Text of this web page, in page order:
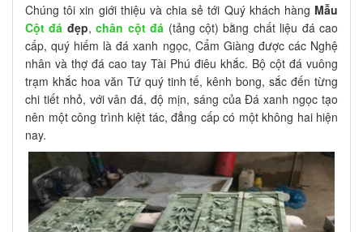
Chúng tôi xin giới thiệu và chia sẻ tới Quý khách hàng Mẫu
Cột đá đẹp,chân cột đá (tảng cột) bằng chất liệu đá cao
cấp, quý hiếm là đá xanh ngọc, Cẩm Giàng được các Nghệ
nhân và thợ đá cao tay Tài Phú điêu khắc. Bộ cột đá vuông
trạm khắc hoa văn Tứ quý tinh tế, kênh bong, sắc đến từng
chi tiết nhỏ, với vân đá, độ mịn, sáng của Đá xanh ngọc tạo
nên một công trình kiệt tác, đẳng cấp có một không hai hiện
nay.